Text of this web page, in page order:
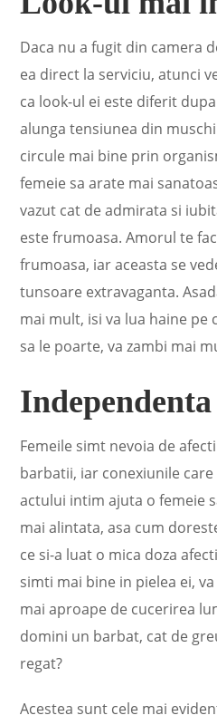
Daca nu a fugit din camera
ea direct la serviciu, atunci
ca look-ul ei este diferit
alunga tensiunea din
circule mai bine prin
femeie sa arate mai
vazut cat de admirata si
este frumoasa. Amorul te
frumoasa, iar aceasta se
tunsoare extravaganta.
mai mult, isi va lua haine pe
sa le poarte, va zambi mai
Independenta
Femeile simt nevoia de
barbatii, iar conexiunile
actului intim ajuta o femeie
mai alintata, asa cum
ce si-a luat o mica doza
simti mai bine in pielea ei,
mai aproape de cucerirea
domini un barbat, cat de
regat?
Acestea sunt cele mai